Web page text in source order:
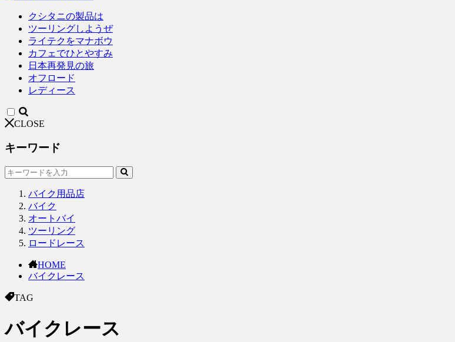
クシタニの製品は
ツーリングしようぜ
ライテクをマナボウ
カフェでひとやすみ
日本再発見の旅
オフロード
レディース
CLOSE
キーワード
バイク用品店
バイク
オートバイ
ツーリング
ロードレース
HOME
バイクレース
TAG
バイクレース